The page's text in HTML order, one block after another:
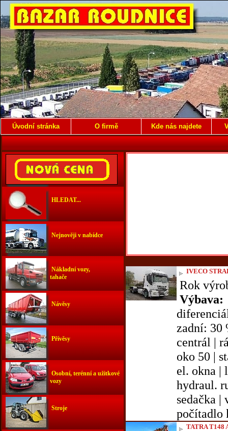
Úvodní stránka O firmě Kde nás najdete
HLEDAT...
Nejnověji v nabídce
Nákladní vozy,
tahače
Návěsy
Přívěsy
Osobní, terénní a užitkové
vozy
Stroje
IVECO
Rok
Výbava:
zadní: 30
centrál |
oko 50 |
el. okna |
hydraul.
sedačka
počítadlo
TATRA T148